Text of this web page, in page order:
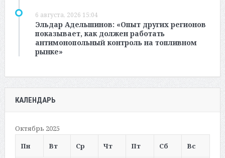
6 августа, 2026 15:04
Эльдар Адельшинов: «Опыт других регионов
показывает, как должен работать
антимонопольный контроль на топливном
рынке»
КАЛЕНДАРЬ
Октябрь 2025
Пн
Вт Ср Чт Пт Сб Вс